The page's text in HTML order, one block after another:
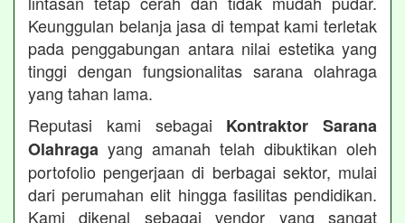
Keunggulan belanja jasa di tempat kami terletak
pada penggabungan antara nilai estetika yang
tinggi dengan fungsionalitas sarana olahraga
yang tahan lama.
Reputasi kami sebagai Kontraktor Sarana
Olahraga yang amanah telah dibuktikan oleh
portofolio pengerjaan di berbagai sektor, mulai
dari perumahan elit hingga fasilitas pendidikan.
Kami dikenal sebagai vendor yang sangat